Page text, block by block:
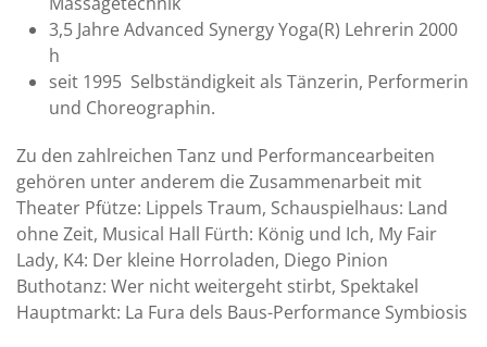
3,5 Jahre Advanced Synergy Yoga(R) Lehrerin 2000
h
seit 1995 Selbständigkeit als Tänzerin, Performerin
und Choreographin.
Zu den zahlreichen Tanz und Performancearbeiten
gehören unter anderem die Zusammenarbeit mit
Theater Pfütze: Lippels Traum, Schauspielhaus: Land
ohne Zeit, Musical Hall Fürth: König und Ich, My Fair
Lady, K4: Der kleine Horroladen, Diego Pinion
Buthotanz: Wer nicht weitergeht stirbt, Spektakel
Hauptmarkt: La Fura dels Baus-Performance Symbiosis